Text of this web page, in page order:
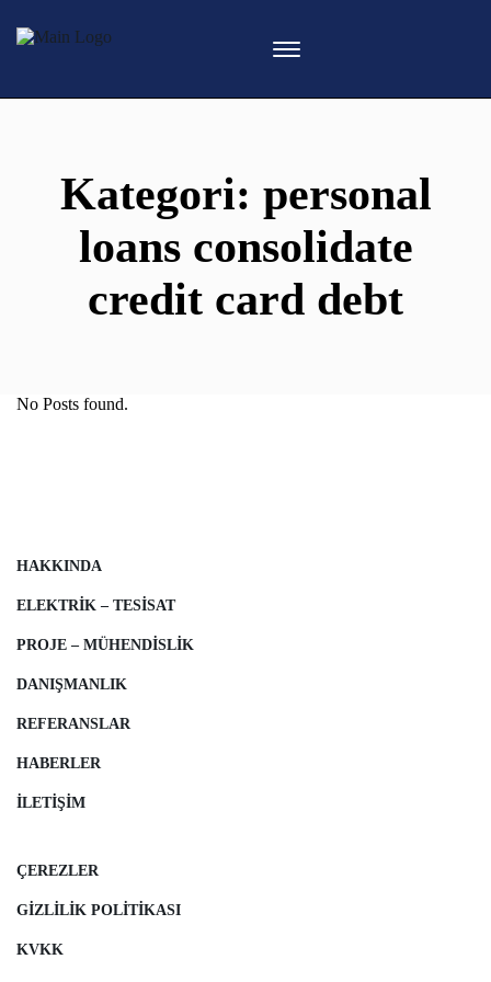
Kategori: personal
loans consolidate
credit card debt
No Posts found.
HAKKINDA
ELEKTRIK – TESISAT
PROJE – MÜHENDISLIK
DANIŞMANLIK
REFERANSLAR
HABERLER
İLETIŞIM
ÇEREZLER
GIZLILIK POLITIKASI
KVKK